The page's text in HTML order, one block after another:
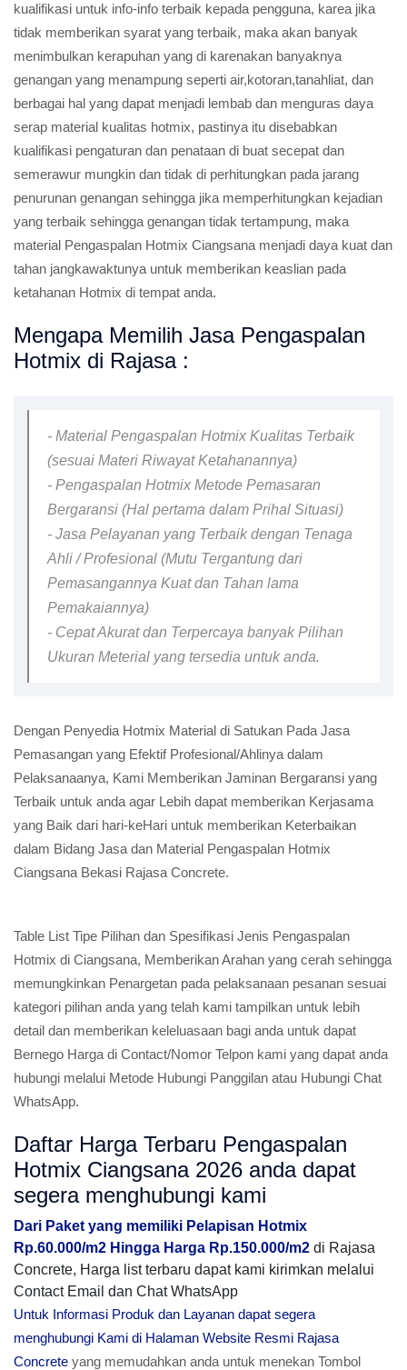
kualifikasi untuk info-info terbaik kepada pengguna, karea jika
tidak memberikan syarat yang terbaik, maka akan banyak
menimbulkan kerapuhan yang di karenakan banyaknya
genangan yang menampung seperti air,kotoran,tanahliat, dan
berbagai hal yang dapat menjadi lembab dan menguras daya
serap material kualitas hotmix, pastinya itu disebabkan
kualifikasi pengaturan dan penataan di buat secepat dan
semerawur mungkin dan tidak di perhitungkan pada jarang
penurunan genangan sehingga jika memperhitungkan kejadian
yang terbaik sehingga genangan tidak tertampung, maka
material Pengaspalan Hotmix Ciangsana menjadi daya kuat dan
tahan jangkawaktunya untuk memberikan keaslian pada
ketahanan Hotmix di tempat anda.
Mengapa Memilih Jasa Pengaspalan
Hotmix di Rajasa :
- Material Pengaspalan Hotmix Kualitas Terbaik
(sesuai Materi Riwayat Ketahanannya)
- Pengaspalan Hotmix Metode Pemasaran
Bergaransi (Hal pertama dalam Prihal Situasi)
- Jasa Pelayanan yang Terbaik dengan Tenaga
Ahli / Profesional (Mutu Tergantung dari
Pemasangannya Kuat dan Tahan lama
Pemakaiannya)
- Cepat Akurat dan Terpercaya banyak Pilihan
Ukuran Meterial yang tersedia untuk anda.
Dengan Penyedia Hotmix Material di Satukan Pada Jasa
Pemasangan yang Efektif Profesional/Ahlinya dalam
Pelaksanaanya, Kami Memberikan Jaminan Bergaransi yang
Terbaik untuk anda agar Lebih dapat memberikan Kerjasama
yang Baik dari hari-keHari untuk memberikan Keterbaikan
dalam Bidang Jasa dan Material Pengaspalan Hotmix
Ciangsana Bekasi Rajasa Concrete.
Table List Tipe Pilihan dan Spesifikasi Jenis Pengaspalan
Hotmix di Ciangsana, Memberikan Arahan yang cerah sehingga
memungkinkan Penargetan pada pelaksanaan pesanan sesuai
kategori pilihan anda yang telah kami tampilkan untuk lebih
detail dan memberikan keleluasaan bagi anda untuk dapat
Bernego Harga di Contact/Nomor Telpon kami yang dapat anda
hubungi melalui Metode Hubungi Panggilan atau Hubungi Chat
WhatsApp.
Daftar Harga Terbaru Pengaspalan
Hotmix Ciangsana 2026 anda dapat
segera menghubungi kami
Dari Paket yang memiliki Pelapisan Hotmix
Rp.60.000/m2 Hingga Harga Rp.150.000/m2 di Rajasa
Concrete, Harga list terbaru dapat kami kirimkan melalui
Contact Email dan Chat WhatsApp
Untuk Informasi Produk dan Layanan dapat segera
menghubungi Kami di Halaman Website Resmi Rajasa
Concrete yang memudahkan anda untuk menekan Tombol